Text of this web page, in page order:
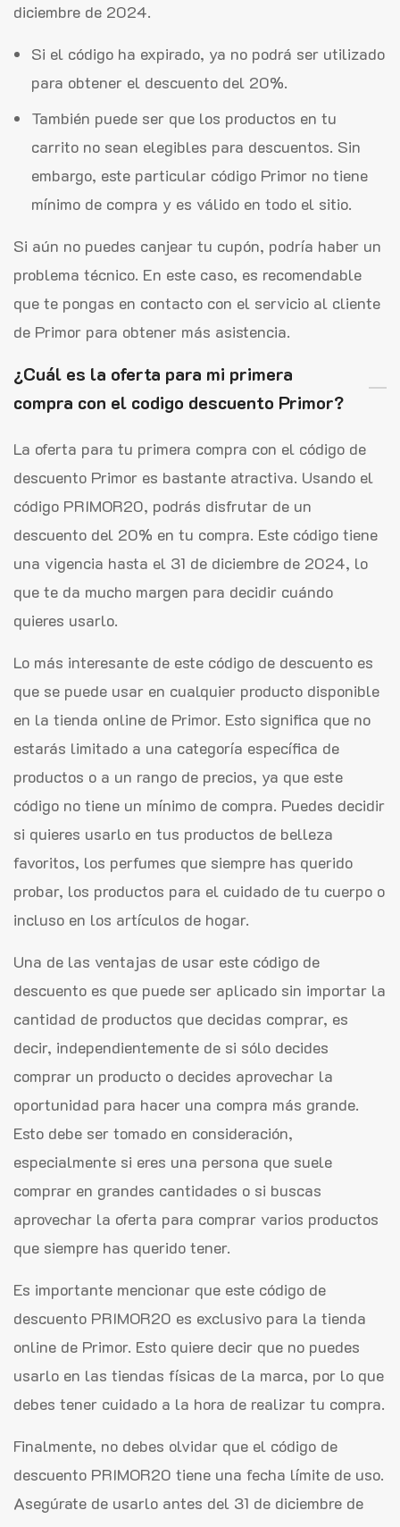
diciembre de 2024.
Si el código ha expirado, ya no podrá ser utilizado
para obtener el descuento del 20%.
También puede ser que los productos en tu
carrito no sean elegibles para descuentos. Sin
embargo, este particular código Primor no tiene
mínimo de compra y es válido en todo el sitio.
Si aún no puedes canjear tu cupón, podría haber un
problema técnico. En este caso, es recomendable
que te pongas en contacto con el servicio al cliente
de Primor para obtener más asistencia.
¿Cuál es la oferta para mi primera
compra con el codigo descuento Primor?
La oferta para tu primera compra con el código de
descuento Primor es bastante atractiva. Usando el
código PRIMOR20, podrás disfrutar de un
descuento del 20% en tu compra. Este código tiene
una vigencia hasta el 31 de diciembre de 2024, lo
que te da mucho margen para decidir cuándo
quieres usarlo.
Lo más interesante de este código de descuento es
que se puede usar en cualquier producto disponible
en la tienda online de Primor. Esto significa que no
estarás limitado a una categoría específica de
productos o a un rango de precios, ya que este
código no tiene un mínimo de compra. Puedes decidir
si quieres usarlo en tus productos de belleza
favoritos, los perfumes que siempre has querido
probar, los productos para el cuidado de tu cuerpo o
incluso en los artículos de hogar.
Una de las ventajas de usar este código de
descuento es que puede ser aplicado sin importar la
cantidad de productos que decidas comprar, es
decir, independientemente de si sólo decides
comprar un producto o decides aprovechar la
oportunidad para hacer una compra más grande.
Esto debe ser tomado en consideración,
especialmente si eres una persona que suele
comprar en grandes cantidades o si buscas
aprovechar la oferta para comprar varios productos
que siempre has querido tener.
Es importante mencionar que este código de
descuento PRIMOR20 es exclusivo para la tienda
online de Primor. Esto quiere decir que no puedes
usarlo en las tiendas físicas de la marca, por lo que
debes tener cuidado a la hora de realizar tu compra.
Finalmente, no debes olvidar que el código de
descuento PRIMOR20 tiene una fecha límite de uso.
Asegúrate de usarlo antes del 31 de diciembre de